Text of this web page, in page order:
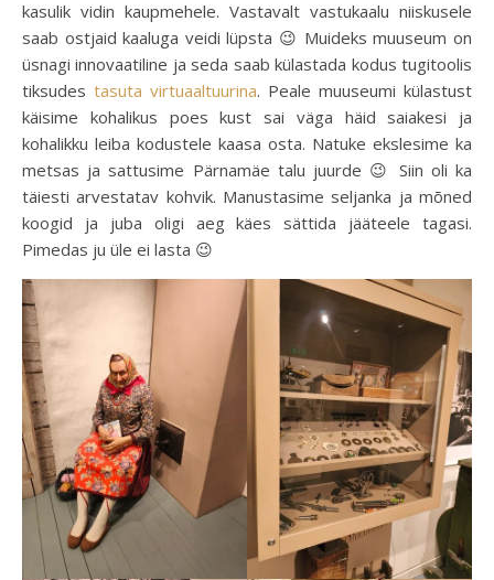
kasulik vidin kaupmehele. Vastavalt vastukaalu niiskusele
saab ostjaid kaaluga veidi lüpsta 😉 Muideks muuseum on
üsnagi innovaatiline ja seda saab külastada kodus tugitoolis
tiksudes tasuta virtuaaltuurina. Peale muuseumi külastust
käisime kohalikus poes kust sai väga häid saiakesi ja
kohalikku leiba kodustele kaasa osta. Natuke ekslesime ka
metsas ja sattusime Pärnamäe talu juurde 😉 Siin oli ka
täiesti arvestatav kohvik. Manustasime seljanka ja mõned
koogid ja juba oligi aeg käes sättida jääteele tagasi.
Pimedas ju üle ei lasta 😉